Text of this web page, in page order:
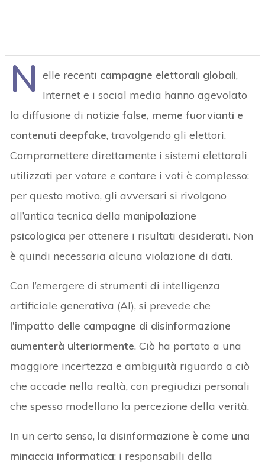
N elle recenti campagne elettorali globali,
Internet e i social media hanno agevolato
la diffusione di notizie false, meme fuorvianti e
contenuti deepfake, travolgendo gli elettori.
Compromettere direttamente i sistemi elettorali
utilizzati per votare e contare i voti è complesso:
per questo motivo, gli avversari si rivolgono
all’antica tecnica della manipolazione
psicologica per ottenere i risultati desiderati. Non
è quindi necessaria alcuna violazione di dati.
Con l’emergere di strumenti di intelligenza
artificiale generativa (AI), si prevede che
l’impatto delle campagne di disinformazione
aumenterà ulteriormente. Ciò ha portato a una
maggiore incertezza e ambiguità riguardo a ciò
che accade nella realtà, con pregiudizi personali
che spesso modellano la percezione della verità.
In un certo senso, la disinformazione è come una
minaccia informatica: i responsabili della